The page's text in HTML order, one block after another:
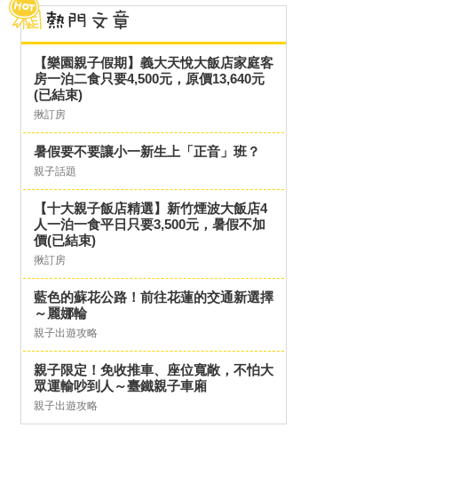
【樂園親子假期】義大天悅大飯店家庭客
房一泊二食只要4,500元，原價13,640元
(已結束)
揪訂房
暑假要不要讓小一新生上「正音」班？
親子話題
【十大親子飯店精選】新竹煙波大飯店4
人一泊一食平日只要3,500元，暑假不加
價(已結束)
揪訂房
藍色的蘇花公路！前往花蓮的交通新選擇
～麗娜輪
親子出遊攻略
親子限定！免收推車、座位寬敞，不怕大
眾運輸吵到人～臺鐵親子車廂
親子出遊攻略